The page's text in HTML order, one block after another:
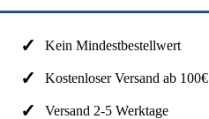
Kein Mindestbestellwert
Kostenloser Versand ab 100€
Versand 2-5 Werktage